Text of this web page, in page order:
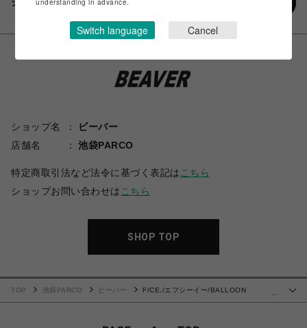
ショップ名
ビーバー
店舗名
池袋PARCO
特定商取引法など法令に基づく表記は こちら
ショップお問い合わせは こちら
SHOP TOP
TOP 池袋PARCO ビーバー
F/CE./エフシーイー/BALLOON
understanding in advance.
Switch language Cancel